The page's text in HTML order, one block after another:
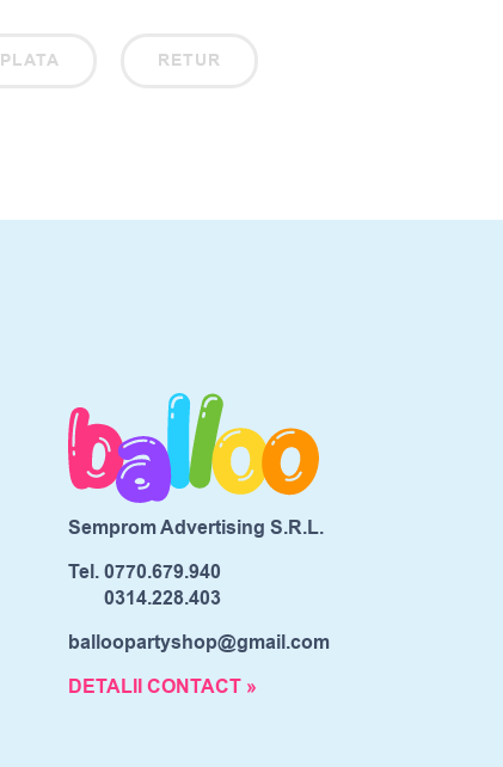
PLATA RETUR
Semprom Advertising S.R.L.
Tel.0770.679.940
0314.228.403
balloopartyshop@gmail.com
DETALII CONTACT »